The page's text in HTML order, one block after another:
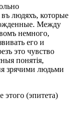
людяхъ, которые
Между
немного,
его и
это чувство
понятія,
зрячими людьми
этого (эпитета)